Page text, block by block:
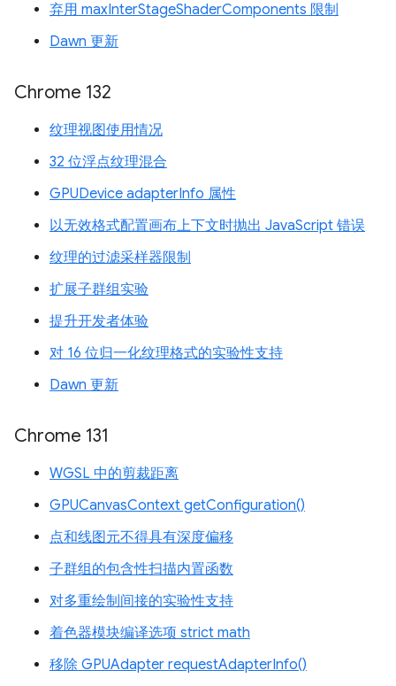
弃用 maxInterStageShaderComponents 限制
Dawn 更新
Chrome 132
纹理视图使用情况
32 位浮点纹理混合
GPUDevice adapterInfo 属性
以无效格式配置画布上下文时抛出 JavaScript 错误
纹理的过滤采样器限制
扩展子群组实验
提升开发者体验
对 16 位归一化纹理格式的实验性支持
Dawn 更新
Chrome 131
WGSL 中的剪裁距离
GPUCanvasContext getConfiguration()
点和线图元不得具有深度偏移
子群组的包含性扫描内置函数
对多重绘制间接的实验性支持
着色器模块编译选项 strict math
移除 GPUAdapter requestAdapterInfo()